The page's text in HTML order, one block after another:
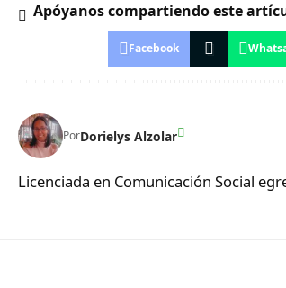
Apóyanos compartiendo este
Facebook
PorDorielys Alzolar
Licenciada en Comunicación Social